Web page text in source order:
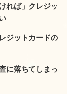
れば」クレジッ
ジットカードの
に落ちてしまっ